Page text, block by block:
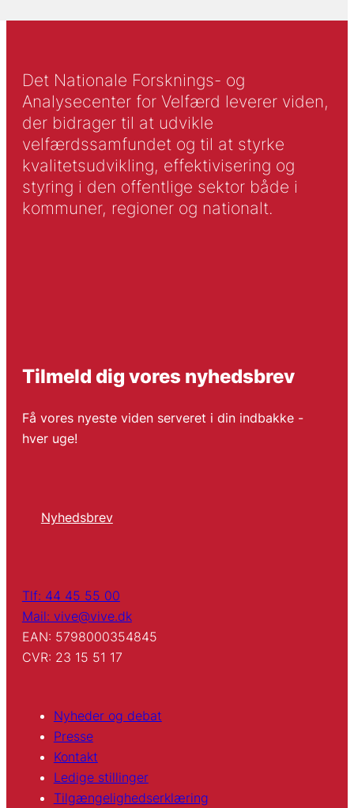
Det Nationale Forsknings- og
Analysecenter for Velfærd leverer viden,
der bidrager til at udvikle
velfærdssamfundet og til at styrke
kvalitetsudvikling, effektivisering og
styring i den offentlige sektor både i
kommuner, regioner og nationalt.
Tilmeld dig vores nyhedsbrev
Få vores nyeste viden serveret i din indbakke -
hver uge!
Nyhedsbrev
Tlf: 44 45 55 00
Mail: vive@vive.dk
EAN: 5798000354845
CVR: 23 15 51 17
Nyheder og debat
Presse
Kontakt
Ledige stillinger
Tilgængelighedserklæring